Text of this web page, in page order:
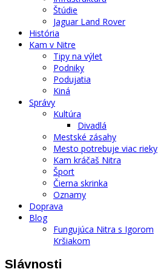
Štúdie
Jaguar Land Rover
História
Kam v Nitre
Tipy na výlet
Podniky
Podujatia
Kiná
Správy
Kultúra
Divadlá
Mestské zásahy
Mesto potrebuje viac rieky
Kam kráčaš Nitra
Šport
Čierna skrinka
Oznamy
Doprava
Blog
Fungujúca Nitra s Igorom
Kršiakom
Slávnosti